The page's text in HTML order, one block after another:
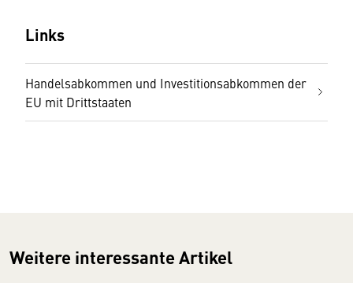
Links
Handelsabkommen und Investitionsabkommen der
EU mit Drittstaaten
Weitere interessante Artikel